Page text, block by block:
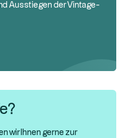
Ausstiegen der Vintage-
wir Ihnen gerne zur